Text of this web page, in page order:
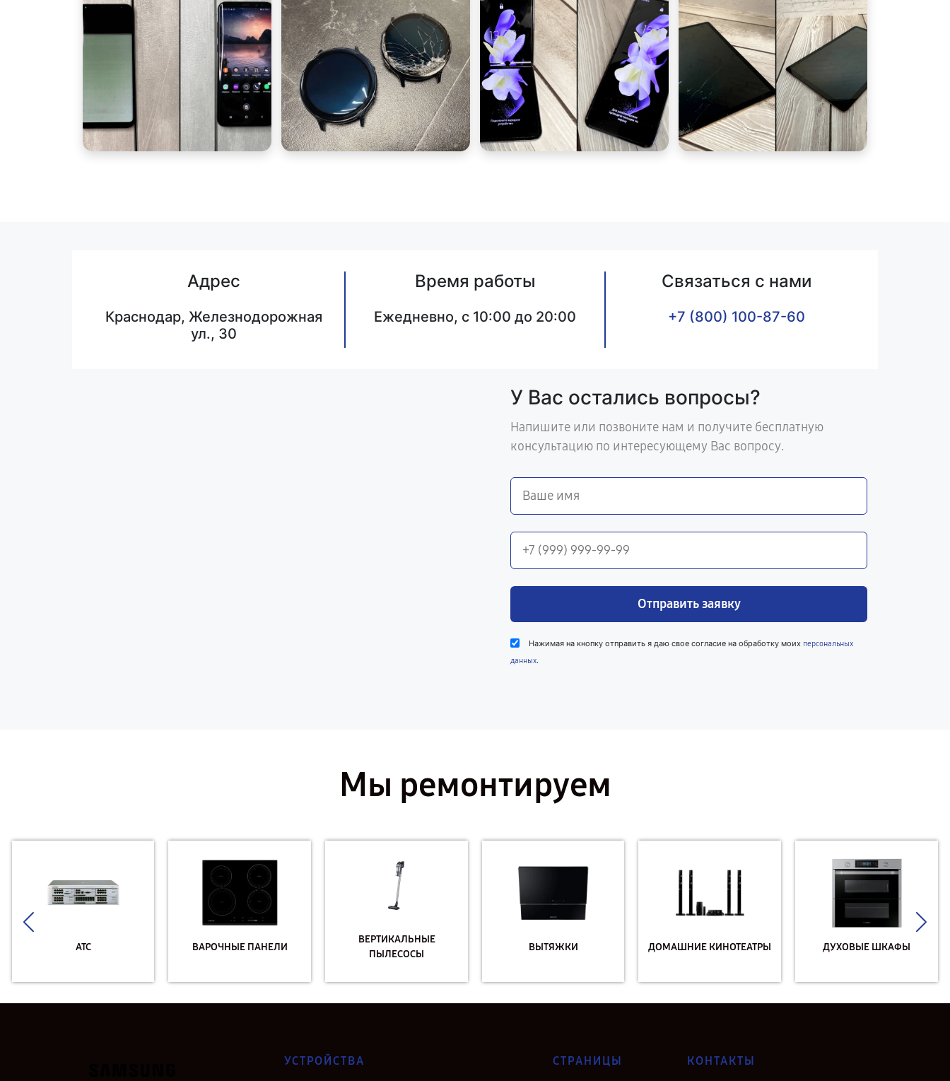
Адрес
Краснодар, Железнодорожная
ул., 30
Время работы
Ежедневно, с 10:00 до 20:00
Связаться с нами
+7 (800) 100-87-60
У Вас остались вопросы?
Напишите или позвоните нам и получите бесплатную
консультацию по интересующему Вас вопросу.
Отправить заявку
Нажимая на кнопку отправить я даю свое согласие на обработку моих персональных
данных.
Мы ремонтируем
АТС ВАРОЧНЫЕ ПАНЕЛИ
ВЕРТИКАЛЬНЫЕ
ПЫЛЕСОСЫ
ВЫТЯЖКИ ДОМАШНИЕ КИНОТЕАТРЫ ДУХОВЫЕ ШКАФЫ
УСТРОЙСТВА СТРАНИЦЫ КОНТАКТЫ